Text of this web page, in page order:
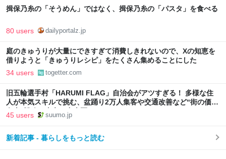
揖保乃糸の「そうめん」ではなく、揖保乃糸の「パスタ」を食べる
80 users dailyportalz.jp
庭のきゅうりが大量にできすぎて消費しきれないので、Xの知恵を
借りようと「きゅうりレシピ」をたくさん集めることにした
34 users togetter.com
旧五輪選手村「HARUMI FLAG」自治会がアツすぎる！ 多様な住
人が本気スキルで挑む、盆踊り2万人集客や交通改善など“街の価値
向上”戦略 東京・中央区
45 users suumo.jp
新着記事 - 暮らしをもっと読む